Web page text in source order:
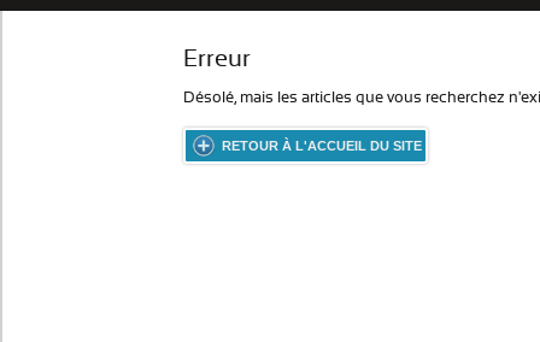
Erreur
Désolé, mais les articles que vous recherchez
RETOUR À L'ACCUEIL DU SITE